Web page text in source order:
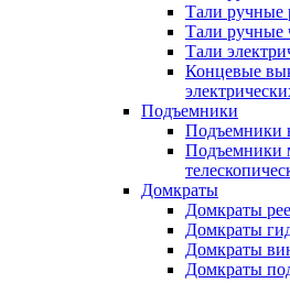
Тали
Тали ручные
Тали
Концевые
Подъемники
Подъемники
Подъемники
Домкраты
Домкраты
Домкраты
Домкраты
Домкраты